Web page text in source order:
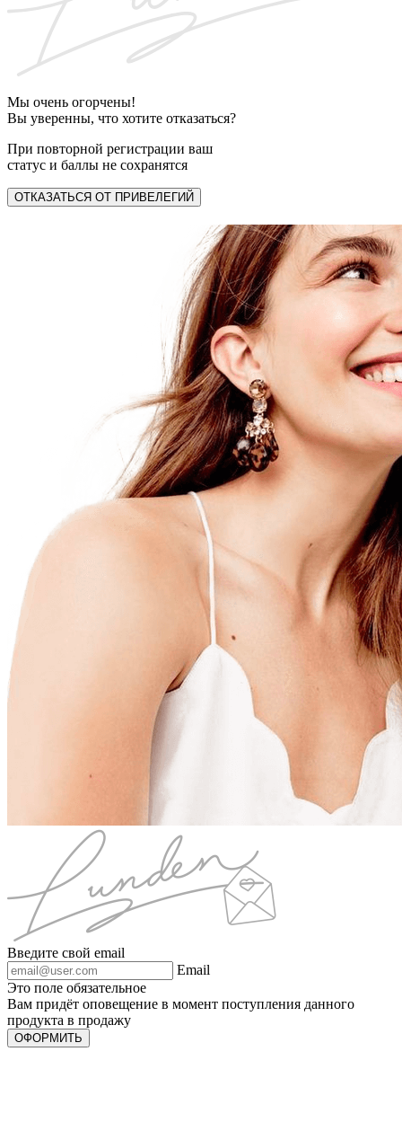
Мы очень огорчены!
Вы уверенны, что хотите отказаться?
При повторной регистрации ваш
статус и баллы не сохранятся
ОТКАЗАТЬСЯ ОТ ПРИВЕЛЕГИЙ
Введите свой email
Email
Это поле обязательное
Вам придёт оповещение в момент поступления данного
продукта в продажу
ОФОРМИТЬ